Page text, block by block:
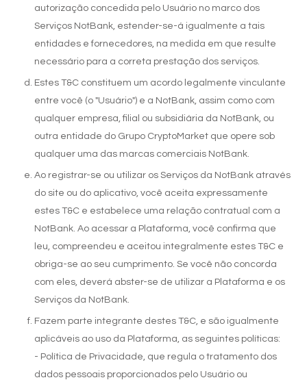
autorização concedida pelo Usuário no marco dos
Serviços NotBank, estender-se-á igualmente a tais
entidades e fornecedores, na medida em que resulte
necessário para a correta prestação dos serviços.
Estes T&C constituem um acordo legalmente vinculante
entre você (o "Usuário") e a NotBank, assim como com
qualquer empresa, filial ou subsidiária da NotBank, ou
outra entidade do Grupo CryptoMarket que opere sob
qualquer uma das marcas comerciais NotBank.
Ao registrar-se ou utilizar os Serviços da NotBank através
do site ou do aplicativo, você aceita expressamente
estes T&C e estabelece uma relação contratual com a
NotBank. Ao acessar a Plataforma, você confirma que
leu, compreendeu e aceitou integralmente estes T&C e
obriga-se ao seu cumprimento. Se você não concorda
com eles, deverá abster-se de utilizar a Plataforma e os
Serviços da NotBank.
Fazem parte integrante destes T&C, e são igualmente
aplicáveis ao uso da Plataforma, as seguintes políticas:
- Política de Privacidade, que regula o tratamento dos
dados pessoais proporcionados pelo Usuário ou